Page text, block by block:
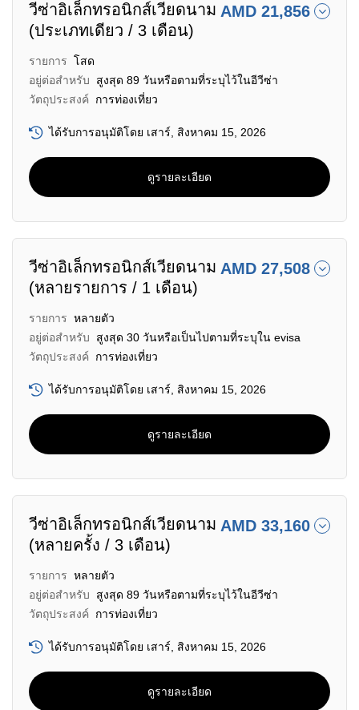
วีซ่าอิเล็กทรอนิกส์เวียดนาม
(ประเภทเดียว / 3 เดือน)
AMD 21,856
รายการ โสด
อยู่ต่อสำหรับ
สูงสุด 89 วันหรือตามที่ระบุไว้ในอีวีซ่า
วัตถุประสงค์ การท่องเที่ยว
ได้รับการอนุมัติโดย เสาร์, สิงหาคม 15, 2026
ดูรายละเอียด
วีซ่าอิเล็กทรอนิกส์เวียดนาม
(หลายรายการ / 1 เดือน)
AMD 27,508
รายการ หลายตัว
อยู่ต่อสำหรับ
สูงสุด 30 วันหรือเป็นไปตามที่ระบุใน evisa
วัตถุประสงค์ การท่องเที่ยว
ได้รับการอนุมัติโดย เสาร์, สิงหาคม 15, 2026
ดูรายละเอียด
วีซ่าอิเล็กทรอนิกส์เวียดนาม
(หลายครั้ง / 3 เดือน)
AMD 33,160
รายการ หลายตัว
อยู่ต่อสำหรับ
สูงสุด 89 วันหรือตามที่ระบุไว้ในอีวีซ่า
วัตถุประสงค์ การท่องเที่ยว
ได้รับการอนุมัติโดย เสาร์, สิงหาคม 15, 2026
ดูรายละเอียด